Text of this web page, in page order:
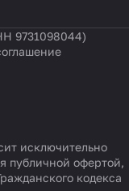
9731098044)
исключительно
публичной офертой,
кодекса